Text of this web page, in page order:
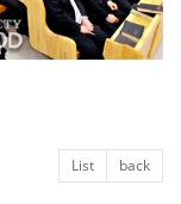
List back